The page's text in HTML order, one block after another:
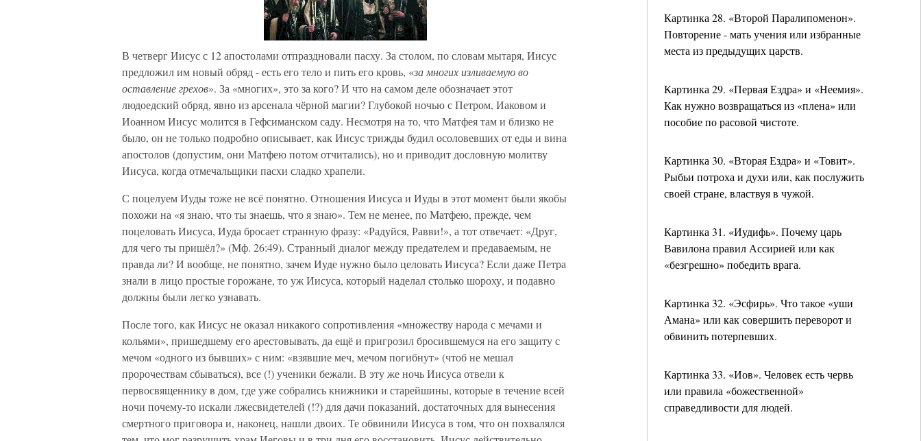
Картинка 28. «Второй Паралипоменон».
Повторение - мать учения или избранные
места из предыдущих царств.
Картинка 29. «Первая Ездра» и «Неемия».
Как нужно возвращаться из «плена» или
пособие по расовой чистоте.
Картинка 30. «Вторая Ездра» и «Товит».
Рыбьи потроха и духи или, как послужить
своей стране, властвуя в чужой.
Картинка 31. «Иудифь». Почему царь
Вавилона правил Ассирией или как
«безгрешно» победить врага.
Картинка 32. «Эсфирь». Что такое «уши
Амана» или как совершить переворот и
обвинить потерпевших.
Картинка 33. «Иов». Человек есть червь
или правила «божественной»
справедливости для людей.
В четверг Иисус с 12 апостолами отпраздновали пасху. За столом, по словам мытаря, Иисус
предложил им новый обряд - есть его тело и пить его кровь, «за многих изливаемую во
оставление грехов». За «многих», это за кого? И что на самом деле обозначает этот
людоедский обряд, явно из арсенала чёрной магии? Глубокой ночью с Петром, Иаковом и
Иоанном Иисус молится в Гефсиманском саду. Несмотря на то, что Матфея там и близко не
было, он не только подробно описывает, как Иисус трижды будил осоловевших от еды и вина
апостолов (допустим, они Матфею потом отчитались), но и приводит дословную молитву
Иисуса, когда отмечальщики пасхи сладко храпели.
С поцелуем Иуды тоже не всё понятно. Отношения Иисуса и Иуды в этот момент были якобы
похожи на «я знаю, что ты знаешь, что я знаю». Тем не менее, по Матфею, прежде, чем
поцеловать Иисуса, Иуда бросает странную фразу: «Радуйся, Равви!», а тот отвечает: «Друг,
для чего ты пришёл?» (Мф. 26:49). Странный диалог между предателем и предаваемым, не
правда ли? И вообще, не понятно, зачем Иуде нужно было целовать Иисуса? Если даже Петра
знали в лицо простые горожане, то уж Иисуса, который наделал столько шороху, и подавно
должны были легко узнавать.
После того, как Иисус не оказал никакого сопротивления «множеству народа с мечами и
кольями», пришедшему его арестовывать, да ещё и пригрозил бросившемуся на его защиту с
мечом «одного из бывших» с ним: «взявшие меч, мечом погибнут» (чтоб не мешал
пророчествам сбываться), все (!) ученики бежали. В эту же ночь Иисуса отвели к
первосвященнику в дом, где уже собрались книжники и старейшины, которые в течение всей
ночи почему-то искали лжесвидетелей (!?) для дачи показаний, достаточных для вынесения
смертного приговора и, наконец, нашли двоих. Те обвинили Иисуса в том, что он похвалялся